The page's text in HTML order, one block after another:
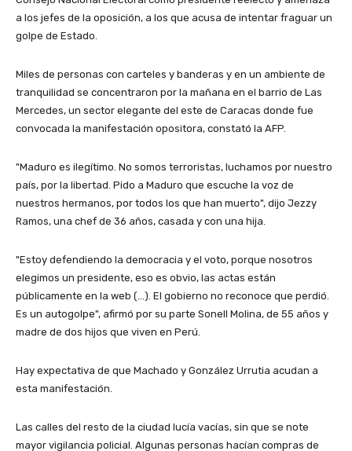
a los jefes de la oposición, a los que acusa de intentar fraguar un
golpe de Estado.
Miles de personas con carteles y banderas y en un ambiente de
tranquilidad se concentraron por la mañana en el barrio de Las
Mercedes, un sector elegante del este de Caracas donde fue
convocada la manifestación opositora, constató la AFP.
"Maduro es ilegítimo. No somos terroristas, luchamos por nuestro
país, por la libertad. Pido a Maduro que escuche la voz de
nuestros hermanos, por todos los que han muerto", dijo Jezzy
Ramos, una chef de 36 años, casada y con una hija.
"Estoy defendiendo la democracia y el voto, porque nosotros
elegimos un presidente, eso es obvio, las actas están
públicamente en la web (…). El gobierno no reconoce que perdió.
Es un autogolpe", afirmó por su parte Sonell Molina, de 55 años y
madre de dos hijos que viven en Perú.
Hay expectativa de que Machado y González Urrutia acudan a
esta manifestación.
Las calles del resto de la ciudad lucía vacías, sin que se note
mayor vigilancia policial. Algunas personas hacían compras de